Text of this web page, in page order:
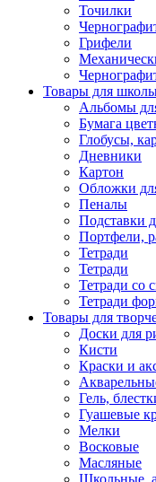
Точилки
Грифели
Товары для
Альбомы
Бумага
Глобусы,
Дневники
Картон
Обложки
Пеналы
Подставки
Портфели,
Тетради
Тетради
Тетради со
Тетради
Товары для
Доски для
Кисти
Краски и
Гель,
Гуашевые
Мелки
Восковые
Масляные